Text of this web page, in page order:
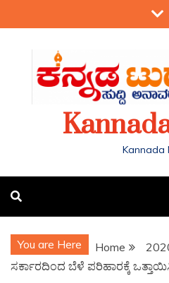
Kannada
You are Here Home
ಸರ್ಕಾರದಿಂದ ಬೆಳೆ ಪರಿಹಾರಕ್ಕೆ